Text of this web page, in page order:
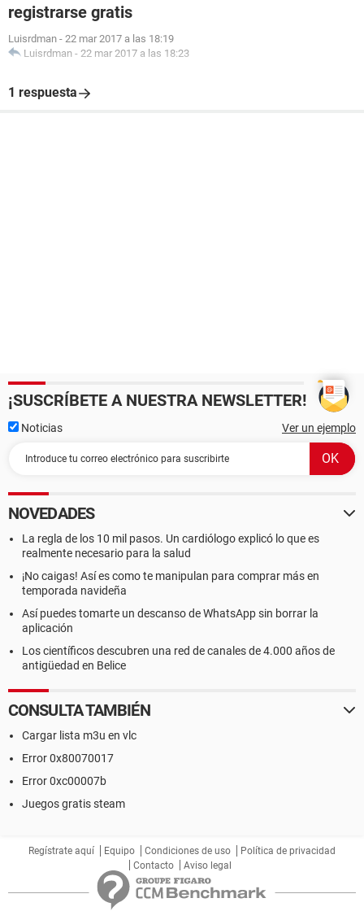
registrarse gratis
Luisrdman - 22 mar 2017 a las 18:19
Luisrdman - 22 mar 2017 a las 18:23
1 respuesta
¡SUSCRÍBETE A NUESTRA NEWSLETTER!
Noticias Ver un ejemplo
NOVEDADES
La regla de los 10 mil pasos. Un cardiólogo explicó lo que es
realmente necesario para la salud
¡No caigas! Así es como te manipulan para comprar más en
temporada navideña
Así puedes tomarte un descanso de WhatsApp sin borrar la
aplicación
Los científicos descubren una red de canales de 4.000 años de
antigüedad en Belice
CONSULTA TAMBIÉN
Cargar lista m3u en vlc
Error 0x80070017
Error 0xc00007b
Juegos gratis steam
Regístrate aquí Equipo Condiciones de uso
Política de privacidad
Contacto
Aviso legal